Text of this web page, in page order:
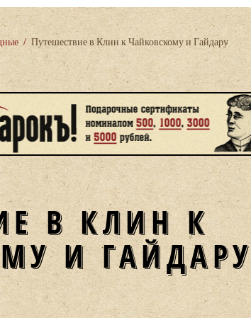
/ Путешествие в Клин к Чайковскому и Гайдару
В КЛИН К
И ГАЙДАРУ